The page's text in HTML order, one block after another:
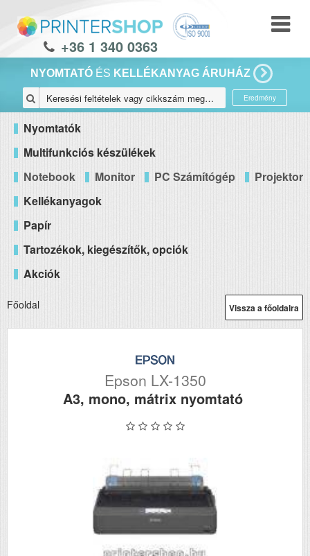
+36 1 340 0363
NYOMTATÓ ÉS KELLÉKANYAG ÁRUHÁZ
Eredmény
Nyomtatók
Multifunkciós készülékek
Notebook
Monitor PC Számítógép
Projektor
Kellékanyagok
Papír
Tartozékok, kiegészítők, opciók
Akciók
Vissza a főoldalra
Főoldal
Epson LX-1350
A3, mono, mátrix nyomtató